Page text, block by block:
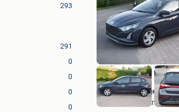
293
291
0
0
0
0
Garage
Sint-Amands